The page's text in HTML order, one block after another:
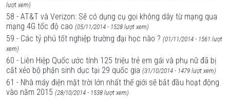
lượt xem)
58 - AT&T và Verizon: Sẽ có dụng cụ gọi không dây từ mạng qua
mạng 4G tốc độ cao (05/11/2014 - 1528 lượt xem)
59 - Các tỷ phú tốt nghiệp trường đại học nào ? (01/11/2014 - 1561 lượt
xem)
60 - Liên Hiệp Quốc ước tính 125 triệu trẻ em gái và phụ nữ đã bị
cắt xẻo bộ phận sinh dục tại 29 quốc gia (31/10/2014 - 1479 lượt xem)
61 - Nhà máy điện mặt trời lớn nhất thế giới sẽ bắt đầu hoạt động
vào năm 2015 (28/10/2014 - 1538 lượt xem)